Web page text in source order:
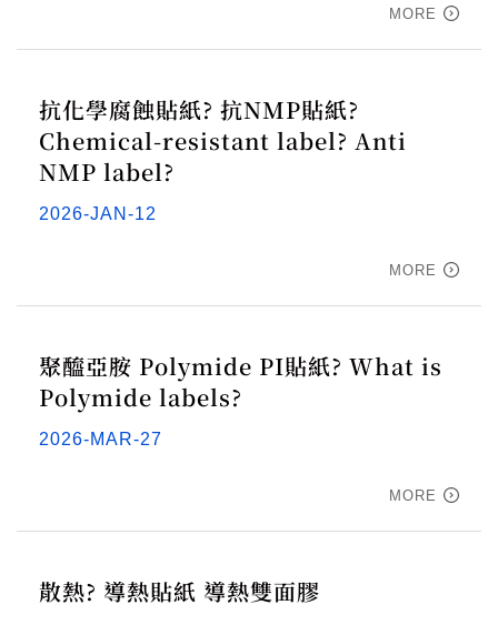
MORE
抗化學腐蝕貼紙? 抗NMP貼紙?
Chemical-resistant label? Anti
NMP label?
2026-JAN-12
MORE
聚醯亞胺 Polymide PI貼紙? What is
Polymide labels?
2026-MAR-27
MORE
散熱? 導熱貼紙 導熱雙面膠